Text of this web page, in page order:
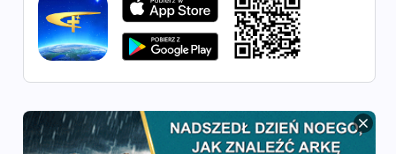
46:06
Słowo Boże | „Zakres
odpowiedzialności
przywódców i pracowników
32:33
odpowiedzialności
przywódców i pracowników